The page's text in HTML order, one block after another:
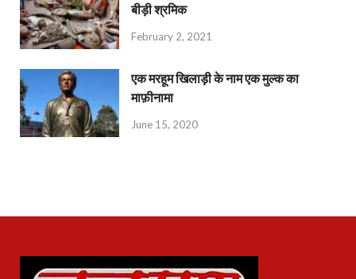
बीड़ी श्रमिक
February 2, 2021
एक मरहूम खिलाड़ी के नाम एक मुल्क का
माफ़ीनामा
June 15, 2020